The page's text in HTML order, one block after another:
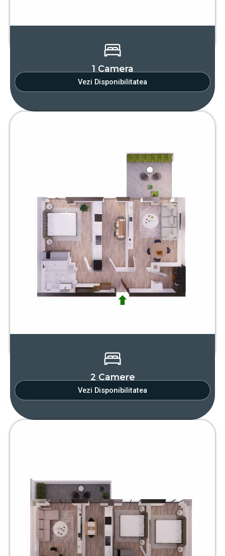
1 Camera
Vezi Disponibilitatea
2 Camere
Vezi Disponibilitatea